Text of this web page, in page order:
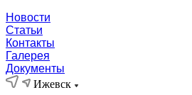
Новости
Статьи
Контакты
Галерея
Документы
Ижевск